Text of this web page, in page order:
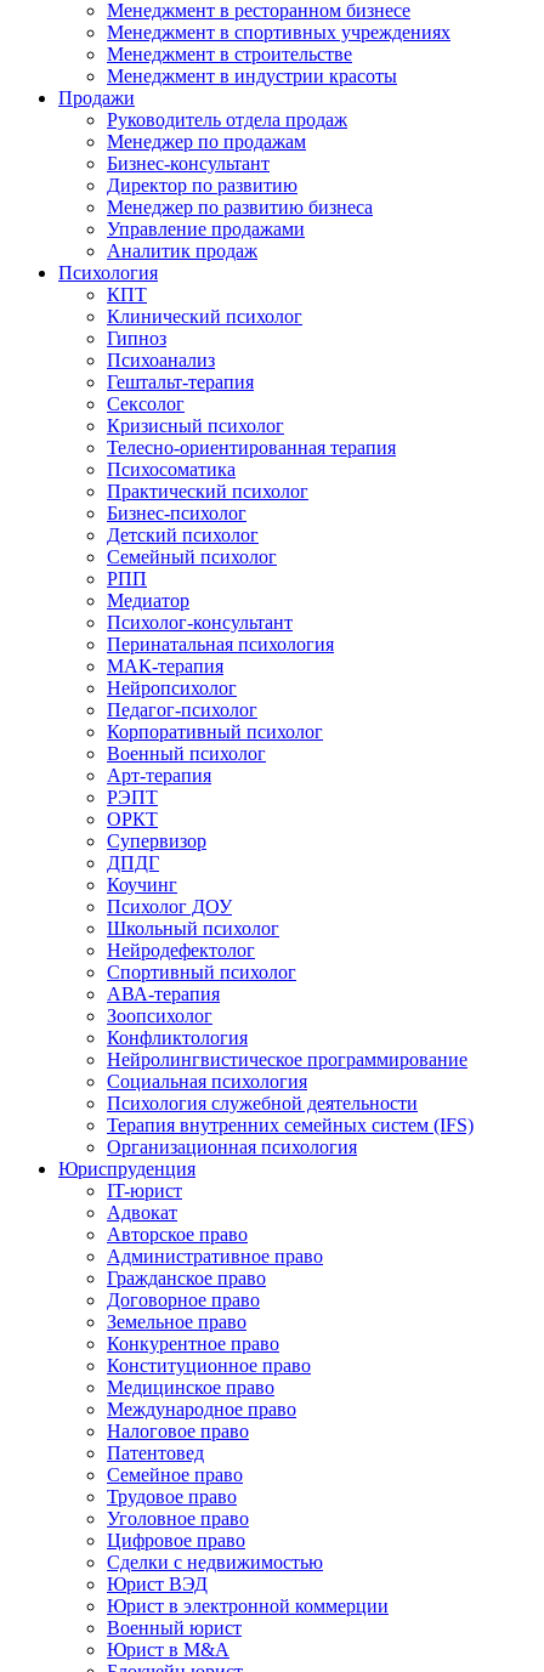
Менеджмент в ресторанном бизнесе
Менеджмент в спортивных учреждениях
Менеджмент в строительстве
Менеджмент в индустрии красоты
Продажи
Руководитель отдела продаж
Менеджер по продажам
Бизнес-консультант
Директор по развитию
Менеджер по развитию бизнеса
Управление продажами
Аналитик продаж
Психология
КПТ
Клинический психолог
Гипноз
Психоанализ
Гештальт-терапия
Сексолог
Кризисный психолог
Телесно-ориентированная терапия
Психосоматика
Практический психолог
Бизнес-психолог
Детский психолог
Семейный психолог
РПП
Медиатор
Психолог-консультант
Перинатальная психология
МАК-терапия
Нейропсихолог
Педагог-психолог
Корпоративный психолог
Военный психолог
Арт-терапия
РЭПТ
ОРКТ
Супервизор
ДПДГ
Коучинг
Психолог ДОУ
Школьный психолог
Нейродефектолог
Спортивный психолог
АВА-терапия
Зоопсихолог
Конфликтология
Нейролингвистическое программирование
Социальная психология
Психология служебной деятельности
Терапия внутренних семейных систем (IFS)
Организационная психология
Юриспруденция
IT-юрист
Адвокат
Авторское право
Административное право
Гражданское право
Договорное право
Земельное право
Конкурентное право
Конституционное право
Медицинское право
Международное право
Налоговое право
Патентовед
Семейное право
Трудовое право
Уголовное право
Цифровое право
Сделки с недвижимостью
Юрист ВЭД
Юрист в электронной коммерции
Военный юрист
Юрист в M&A